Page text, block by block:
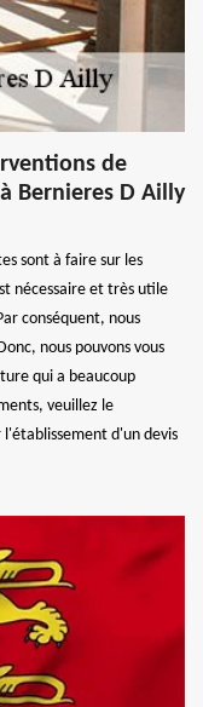
de
Bernieres D Ailly
sont à faire sur les
nécessaire et très utile
conséquent, nous
nous pouvons vous
qui a beaucoup
veuillez le
d'un devis